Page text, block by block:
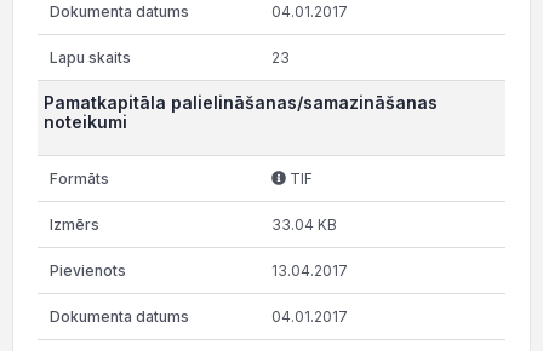
04.01.2017
23
Pamatkapitāla palielināšanas/samazināšanas
noteikumi
TIF
33.04 KB
13.04.2017
04.01.2017